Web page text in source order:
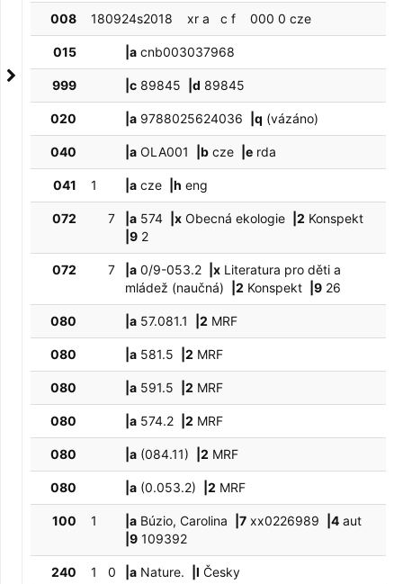
008 180924s2018    xr a   c f    000 0 cze
015 |a cnb003037968
999 |c 89845 |d 89845
020 |a 9788025624036 |q (vázáno)
040 |a OLA001 |b cze |e rda
041 1 |a cze |h eng
072 7 |a 574 |x Obecná ekologie |2 Konspekt
|9 2
072 7 |a 0/9-053.2 |x Literatura pro děti a
mládež (naučná)
|2 Konspekt |9 26
080 |a 57.081.1 |2 MRF
080 |a 581.5 |2 MRF
080 |a 591.5 |2 MRF
080 |a 574.2 |2 MRF
080 |a (084.11) |2 MRF
080 |a (0.053.2) |2 MRF
100 1 |a Búzio, Carolina |7 xx0226989 |4 aut
|9 109392
240 1 0 |a Nature. |l Česky